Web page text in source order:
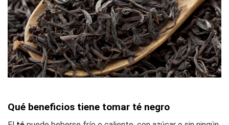
Qué beneficios tiene tomar té negro